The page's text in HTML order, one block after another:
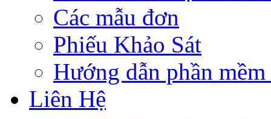
Các mẫu đơn
Phiếu Khảo Sát
Hướng dẫn phần
Liên Hệ